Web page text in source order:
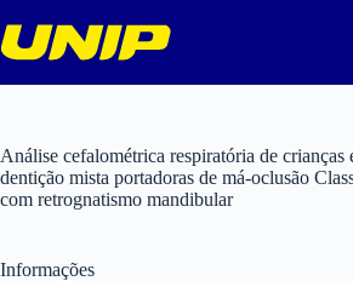
para
o
Análise cefalométrica respiratória de crianças
dentição mista portadoras de má-oclusão
com retrognatismo mandibular
Informações